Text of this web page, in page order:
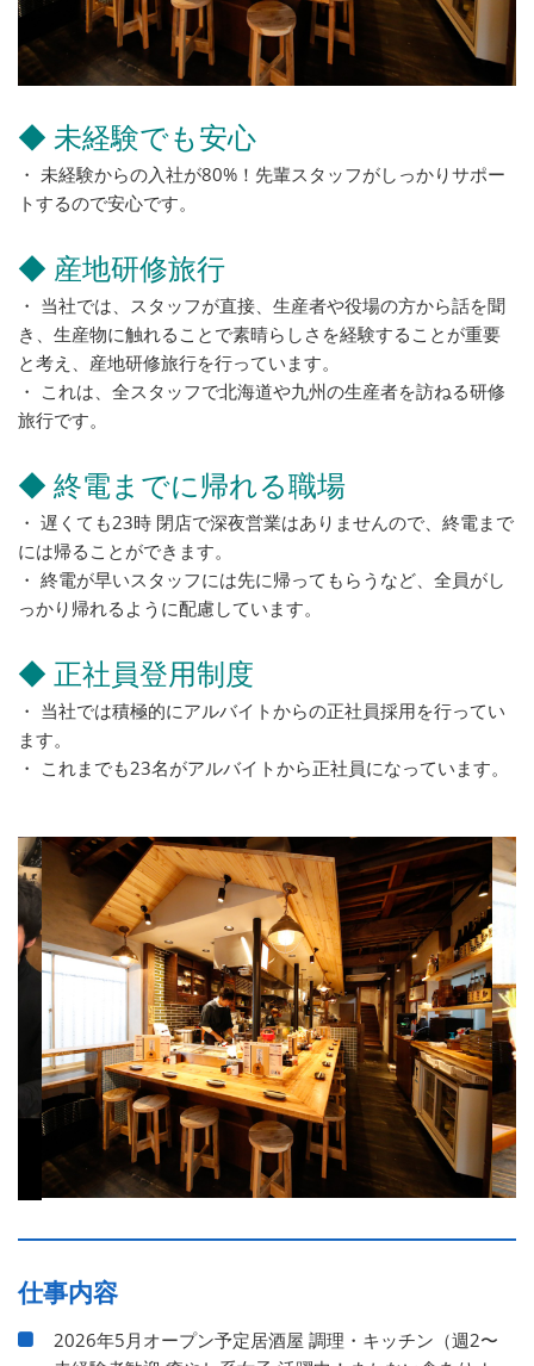
◆ 未経験でも安心
・ 未経験からの入社が80%！先輩スタッフがしっかりサポー
トするので安心です。
◆ 産地研修旅行
・ 当社では、スタッフが直接、生産者や役場の方から話を聞
き、生産物に触れることで素晴らしさを経験することが重要
と考え、産地研修旅行を行っています。
・ これは、全スタッフで北海道や九州の生産者を訪ねる研修
旅行です。
◆ 終電までに帰れる職場
・ 遅くても23時 閉店で深夜営業はありませんので、終電まで
には帰ることができます。
・ 終電が早いスタッフには先に帰ってもらうなど、全員がし
っかり帰れるように配慮しています。
◆ 正社員登用制度
・ 当社では積極的にアルバイトからの正社員採用を行ってい
ます。
・ これまでも23名がアルバイトから正社員になっています。
仕事内容
2026年5月オープン予定居酒屋 調理・キッチン（週2〜